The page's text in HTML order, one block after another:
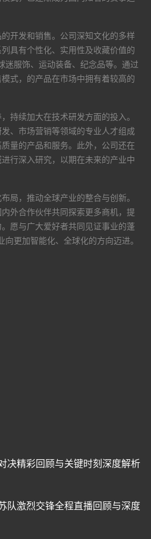
开发和销售。公司深知文化的多样
具有个性化、实用性及收藏价值的
迷服饰、运动装备、纪念品等。通过
式，的产品在市场中拥有着较高的
持续加大在技术研发方面的投入。
、市场营销等领域的专业人才组成
量的产品和服务。此外，公司还在
行深入研究，以期在未来的产业中
局，推动全球产业的整合与创新。
外合作伙伴共同探索更多商机，提
愿与广大爱好者共同见证事业的蓬
向更加智能化、全球化的方向迈进。
决精彩回顾与关键时刻深度解析
队激烈交锋全程直播回顾与深度